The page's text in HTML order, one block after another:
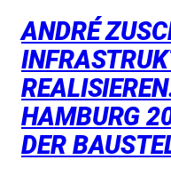
ANDRÉ
HAMBURG
DER